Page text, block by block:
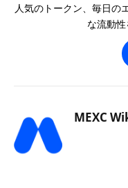
人気のトークン、毎日の
な流動
MEXC